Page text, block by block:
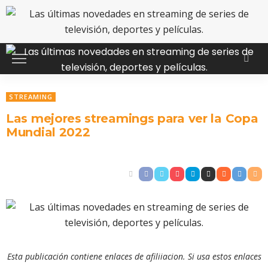
STREAMING
Las mejores streamings para ver la Copa
Mundial 2022
Esta publicación contiene enlaces de afiliiacion. Si usa estos enlaces